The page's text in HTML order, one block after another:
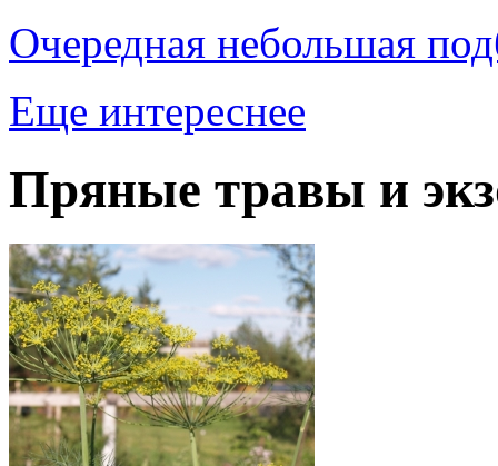
Очередная небольшая
Еще интереснее
Пряные травы и